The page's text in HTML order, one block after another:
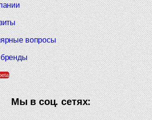
вопросы
Мы в соц. сетях: